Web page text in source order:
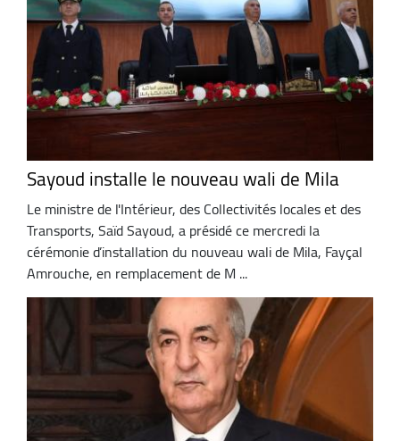
Sayoud installe le nouveau wali de Mila
Le ministre de l'Intérieur, des Collectivités locales et des
Transports, Saïd Sayoud, a présidé ce mercredi la
cérémonie d’installation du nouveau wali de Mila, Fayçal
Amrouche, en remplacement de M ...